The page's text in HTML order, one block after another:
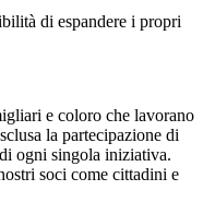
di espandere i propri
e coloro che lavorano
la partecipazione di
ogni singola iniziativa.
soci come cittadini e